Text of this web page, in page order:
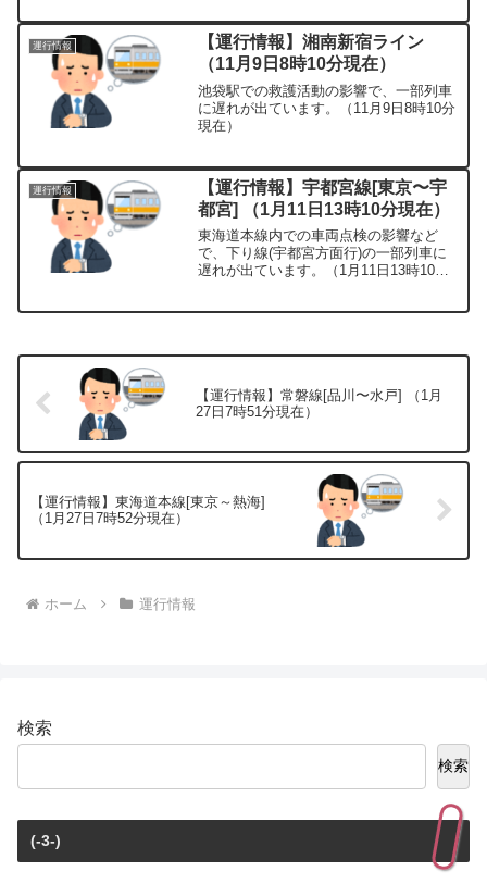
運行情報
【運行情報】湘南新宿ライン
（11月9日8時10分現在）
池袋駅での救護活動の影響で、一部列車
に遅れが出ています。（11月9日8時10分
現在）
運行情報
【運行情報】宇都宮線[東京〜宇
都宮] （1月11日13時10分現在）
東海道本線内での車両点検の影響など
で、下り線(宇都宮方面行)の一部列車に
遅れが出ています。（1月11日13時10分
【運行情報】常磐線[品川〜水戸] （1月
27日7時51分現在）
【運行情報】東海道本線[東京～熱海]
（1月27日7時52分現在）
ホーム 運行情報
検索
検索
(-3-)